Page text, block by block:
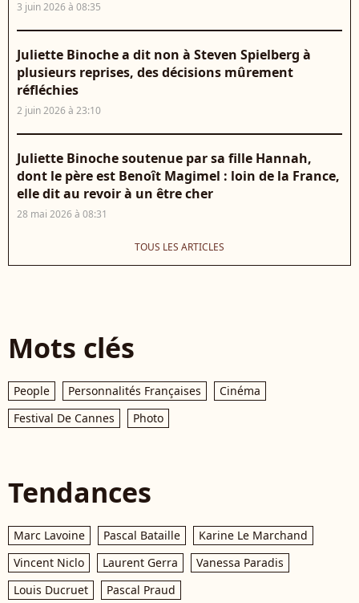
3 juin 2026 à 08:35
Juliette Binoche a dit non à Steven Spielberg à
plusieurs reprises, des décisions mûrement
réfléchies
2 juin 2026 à 23:10
Juliette Binoche soutenue par sa fille Hannah,
dont le père est Benoît Magimel : loin de la France,
elle dit au revoir à un être cher
28 mai 2026 à 08:31
TOUS LES ARTICLES
Mots clés
People Personnalités Françaises
Cinéma
Festival De Cannes
Photo
Tendances
Marc Lavoine Pascal Bataille
Karine Le Marchand
Vincent Niclo
Laurent Gerra
Vanessa Paradis
Louis Ducruet
Pascal Praud